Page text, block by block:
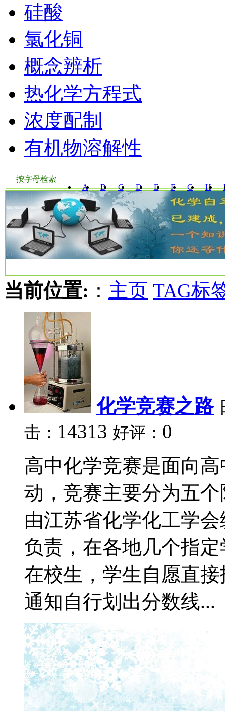
硅酸
氯化铜
概念辨析
热化学方程式
浓度配制
有机物溶解性
按字母检索
A
B C D E F G H
W Y
当前位置: ： 主页 TAG标
化学竞赛之路
击： 14313 好评： 0
高中化学竞赛是面向
动，竞赛主要分为五
由江苏省化学化工学
负责，在各地几个指
在校生，学生自愿直
通知自行划出分数线...